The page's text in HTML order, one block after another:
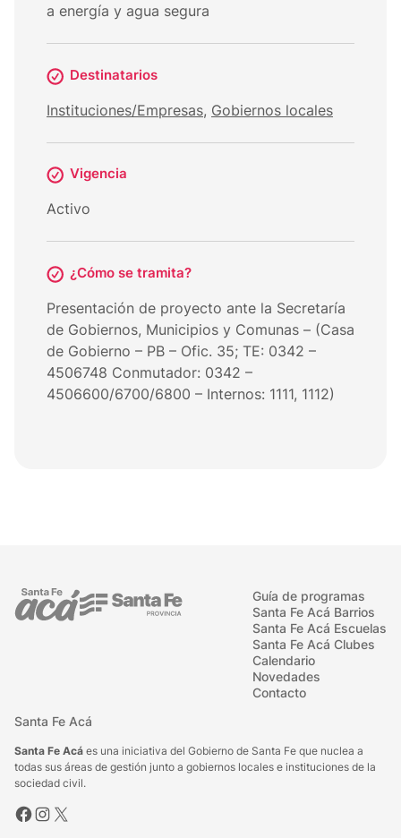
a energía y agua segura
Destinatarios
Instituciones/Empresas, Gobiernos locales
Vigencia
Activo
¿Cómo se tramita?
Presentación de proyecto ante la Secretaría
de Gobiernos, Municipios y Comunas – (Casa
de Gobierno – PB – Ofic. 35; TE: 0342 –
4506748 Conmutador: 0342 –
4506600/6700/6800 – Internos: 1111, 1112)
Guía de programas
Santa Fe Acá Barrios
Santa Fe Acá Escuelas
Santa Fe Acá Clubes
Calendario
Novedades
Contacto
Santa Fe Acá
Santa Fe Acá es una iniciativa del Gobierno de Santa Fe que nuclea a
todas sus áreas de gestión junto a gobiernos locales e instituciones de la
sociedad civil.
Facebook
Instagram
X